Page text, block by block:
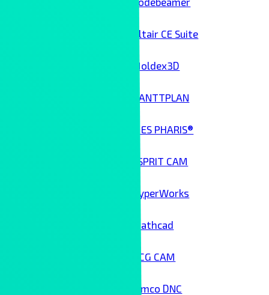
Altair CE Suite
Moldex3D
GANTTPLAN
MES PHARIS®
ESPRIT CAM
HyperWorks
Mathcad
NCG CAM
Cimco DNC